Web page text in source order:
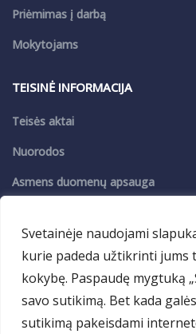
Svetainėje naudojami
kurie padeda užtikrinti jums
kokybę. Paspaudę mygtuką
savo sutikimą. Bet kada
sutikimą pakeisdami
Priėmimas į darbą
Mokytojams
TEISINĖ INFORMACIJA
Teisės aktai
Nuorodos
Asmens duomenų apsauga
PASLAUGOS
Maitinimas